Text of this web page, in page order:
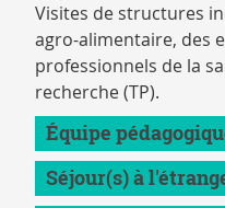
Visites de structures
agro-alimentaire, des
professionnels de la
recherche (TP).
Équipe
Séjour(s) à